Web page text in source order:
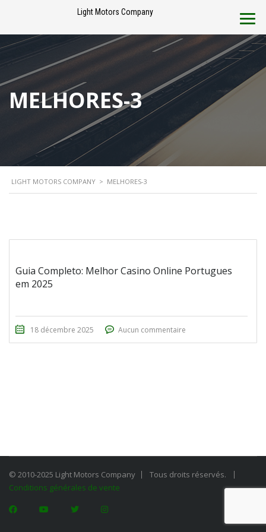
Light Motors Company
MELHORES-3
LIGHT MOTORS COMPANY > MELHORES-3
Guia Completo: Melhor Casino Online Portugues
em 2025
18 décembre 2025 Aucun commentaire
© 2010-2025 Light Motors Company
Tous droits réservés.
Conditions générales de vente